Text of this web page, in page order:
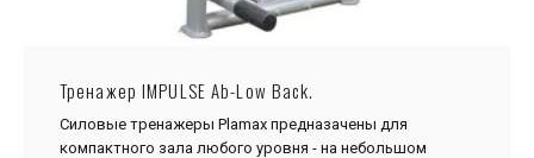
Тренажер IMPULSE Ab-Low Back.
Силовые тренажеры Plamax предназачены для
компактного зала любого уровня - на небольшом